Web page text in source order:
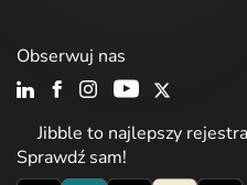
Jibble to najlepszy
Sprawdź sam!
Obserwuj nas